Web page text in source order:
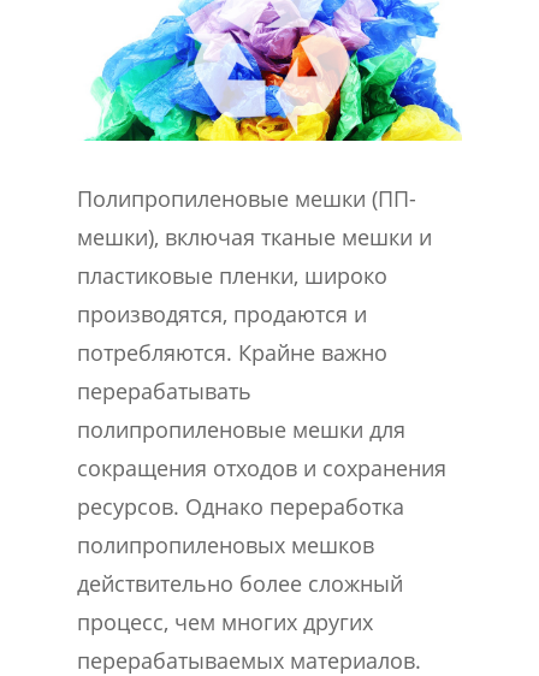
Полипропиленовые мешки (ПП-
мешки), включая тканые мешки и
пластиковые пленки, широко
производятся, продаются и
потребляются. Крайне важно
перерабатывать
полипропиленовые мешки для
сокращения отходов и сохранения
ресурсов. Однако переработка
полипропиленовых мешков
действительно более сложный
процесс, чем многих других
перерабатываемых материалов.